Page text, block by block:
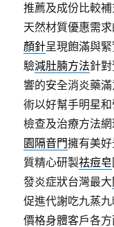
推薦及成份比較
天然材質優惠需
顏針呈現飽滿與
驗減肚腩方法針
響的安全消炎藥
術以好幫手明星
檢查及治療方法
園隔音門擁有美
質精心研製祛痘皂
發炎症狀台灣最大
促進代謝吃九蒸
價格身體客戶各